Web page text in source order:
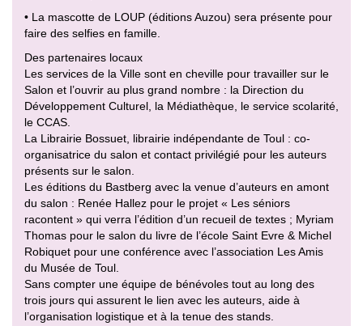
• La mascotte de LOUP (éditions Auzou) sera présente pour
faire des selfies en famille.
Des partenaires locaux
Les services de la Ville sont en cheville pour travailler sur le
Salon et l’ouvrir au plus grand nombre : la Direction du
Développement Culturel, la Médiathèque, le service scolarité,
le CCAS.
La Librairie Bossuet, librairie indépendante de Toul : co-
organisatrice du salon et contact privilégié pour les auteurs
présents sur le salon.
Les éditions du Bastberg avec la venue d’auteurs en amont
du salon : Renée Hallez pour le projet « Les séniors
racontent » qui verra l’édition d’un recueil de textes ; Myriam
Thomas pour le salon du livre de l’école Saint Evre & Michel
Robiquet pour une conférence avec l’association Les Amis
du Musée de Toul.
Sans compter une équipe de bénévoles tout au long des
trois jours qui assurent le lien avec les auteurs, aide à
l’organisation logistique et à la tenue des stands.